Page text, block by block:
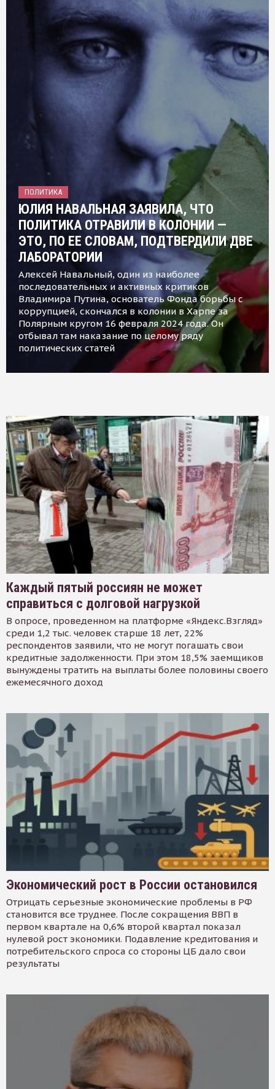
ПОЛИТИКА
ЮЛИЯ НАВАЛЬНАЯ ЗАЯВИЛА, ЧТО
ПОЛИТИКА ОТРАВИЛИ В КОЛОНИИ —
ЭТО, ПО ЕЕ СЛОВАМ, ПОДТВЕРДИЛИ ДВЕ
ЛАБОРАТОРИИ
Алексей Навальный, один из наиболее
последовательных и активных критиков
Владимира Путина, основатель Фонда борьбы с
коррупцией, скончался в колонии в Харпе за
Полярным кругом 16 февраля 2024 года. Он
отбывал там наказание по целому ряду
политических статей
Каждый пятый россиян не может
справиться с долговой нагрузкой
В опросе, проведенном на платформе «Яндекс.Взгляд»
среди 1,2 тыс. человек старше 18 лет, 22%
респондентов заявили, что не могут погашать свои
кредитные задолженности. При этом 18,5% заемщиков
вынуждены тратить на выплаты более половины своего
ежемесячного доход
Экономический рост в России остановился
Отрицать серьезные экономические проблемы в РФ
становится все труднее. После сокращения ВВП в
первом квартале на 0,6% второй квартал показал
нулевой рост экономики. Подавление кредитования и
потребительского спроса со стороны ЦБ дало свои
результаты